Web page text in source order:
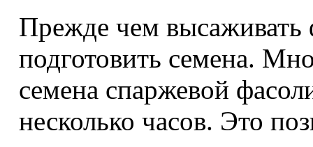
Прежде чем высаживать
подготовить семена.
семена спаржевой
несколько часов. Это